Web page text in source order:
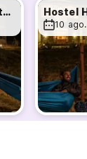
Hostel Hangouts: Board Games & Beyond
10 ago.